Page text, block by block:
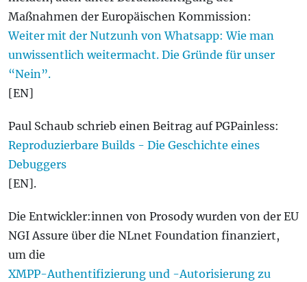
Maßnahmen der Europäischen Kommission:
Weiter mit der Nutzunh von Whatsapp: Wie man
unwissentlich weitermacht. Die Gründe für unser
“Nein”.
[EN]
Paul Schaub schrieb einen Beitrag auf PGPainless:
Reproduzierbare Builds - Die Geschichte eines
Debuggers
[EN].
Die Entwickler:innen von Prosody wurden von der EU
NGI Assure über die NLnet Foundation finanziert,
um die
XMPP-Authentifizierung und -Autorisierung zu